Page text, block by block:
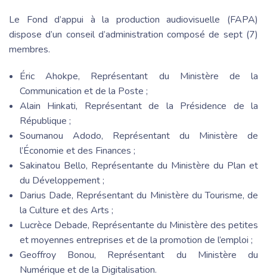
Le Fond d’appui à la production audiovisuelle (FAPA)
dispose d’un conseil d’administration composé de sept (7)
membres.
Éric Ahokpe, Représentant du Ministère de la
Communication et de la Poste ;
Alain Hinkati, Représentant de la Présidence de la
République ;
Soumanou Adodo, Représentant du Ministère de
l’Économie et des Finances ;
Sakinatou Bello, Représentante du Ministère du Plan et
du Développement ;
Darius Dade, Représentant du Ministère du Tourisme, de
la Culture et des Arts ;
Lucrèce Debade, Représentante du Ministère des petites
et moyennes entreprises et de la promotion de l’emploi ;
Geoffroy Bonou, Représentant du Ministère du
Numérique et de la Digitalisation.